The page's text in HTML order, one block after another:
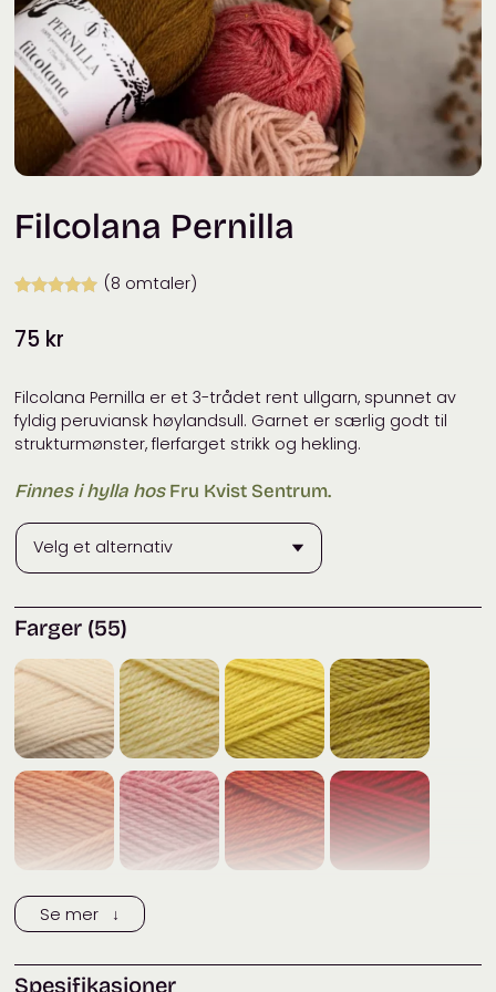
Filcolana Pernilla
av 5 basert
(8 omtaler)
75 kr
Filcolana Pernilla er et 3-trådet rent ullgarn, spunnet av
fyldig peruviansk høylandsull. Garnet er særlig godt til
strukturmønster, flerfarget strikk og hekling.
Finnes i hylla hosFru Kvist Sentrum.
Farger (55)
Se mer ↓
Spesifikasjoner